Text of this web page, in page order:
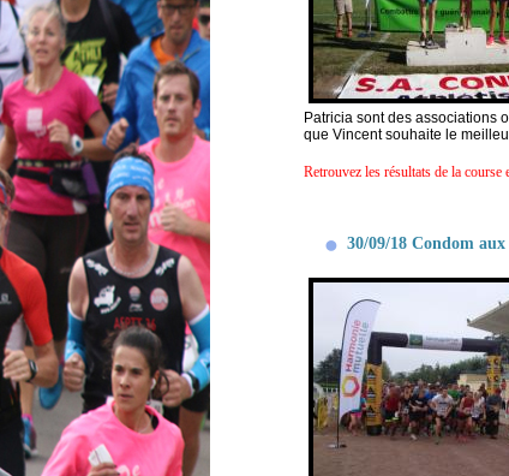
Patricia sont des associations
que Vincent souhaite le
Retrouvez les résultats de la
30/09/18 Condom